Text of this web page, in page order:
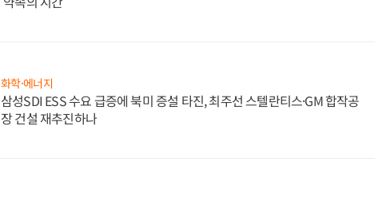
화학·에너지
삼성SDI ESS 수요 급증에 북미 증설 타진, 최주선 스텔란티스·GM 합작공
장 건설 재추진하나